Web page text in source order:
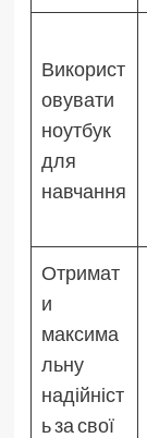
Використ
овувати
ноутбук
для
навчання
Отримат
и
максима
льну
надійніст
ь за свої